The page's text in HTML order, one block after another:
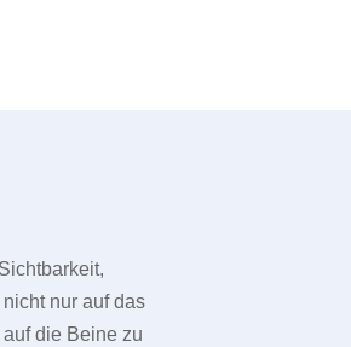
nur auf das
die Beine zu